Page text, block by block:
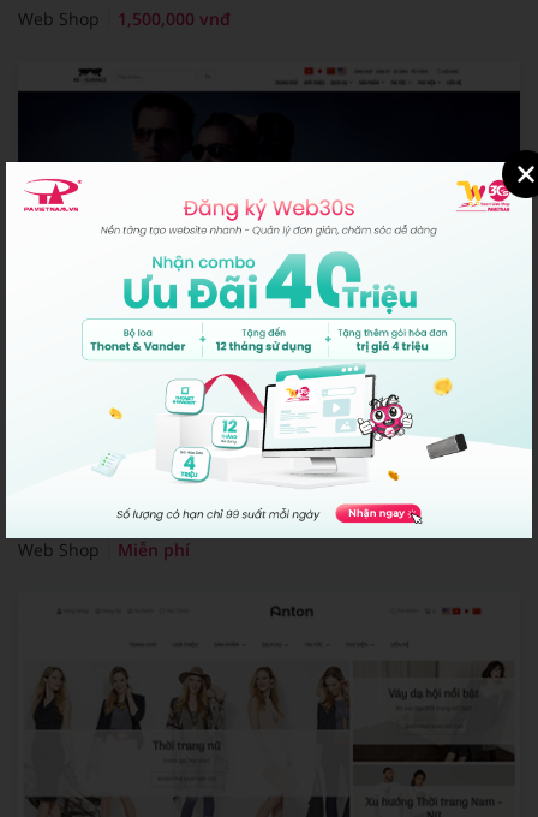
Web Shop 1,500,000 vnđ
Chasmish Glass
Web Shop Miễn phí